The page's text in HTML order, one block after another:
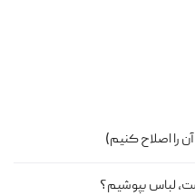
را اصلاح کنیم)
لباس بپوشیم؟